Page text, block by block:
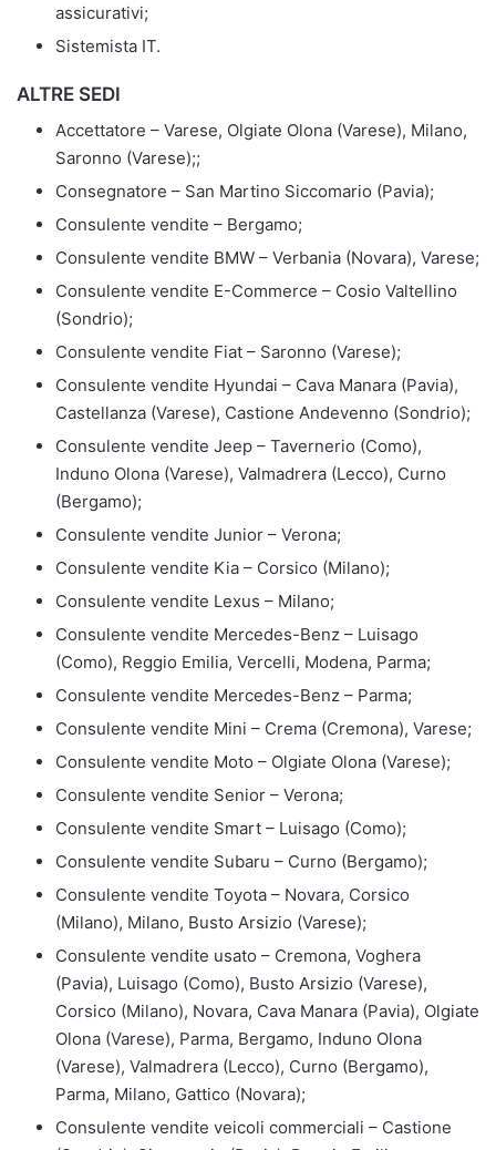
assicurativi;
Sistemista IT.
ALTRE SEDI
Accettatore – Varese, Olgiate Olona (Varese), Milano,
Saronno (Varese);;
Consegnatore – San Martino Siccomario (Pavia);
Consulente vendite – Bergamo;
Consulente vendite BMW – Verbania (Novara), Varese;
Consulente vendite E-Commerce – Cosio Valtellino
(Sondrio);
Consulente vendite Fiat – Saronno (Varese);
Consulente vendite Hyundai – Cava Manara (Pavia),
Castellanza (Varese), Castione Andevenno (Sondrio);
Consulente vendite Jeep – Tavernerio (Como),
Induno Olona (Varese), Valmadrera (Lecco), Curno
(Bergamo);
Consulente vendite Junior – Verona;
Consulente vendite Kia – Corsico (Milano);
Consulente vendite Lexus – Milano;
Consulente vendite Mercedes-Benz – Luisago
(Como), Reggio Emilia, Vercelli, Modena, Parma;
Consulente vendite Mercedes-Benz – Parma;
Consulente vendite Mini – Crema (Cremona), Varese;
Consulente vendite Moto – Olgiate Olona (Varese);
Consulente vendite Senior – Verona;
Consulente vendite Smart – Luisago (Como);
Consulente vendite Subaru – Curno (Bergamo);
Consulente vendite Toyota – Novara, Corsico
(Milano), Milano, Busto Arsizio (Varese);
Consulente vendite usato – Cremona, Voghera
(Pavia), Luisago (Como), Busto Arsizio (Varese),
Corsico (Milano), Novara, Cava Manara (Pavia), Olgiate
Olona (Varese), Parma, Bergamo, Induno Olona
(Varese), Valmadrera (Lecco), Curno (Bergamo),
Parma, Milano, Gattico (Novara);
Consulente vendite veicoli commerciali – Castione